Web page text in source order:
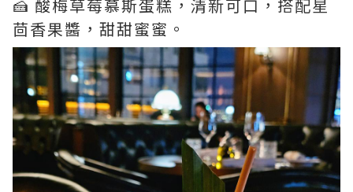
🍰 酸梅草莓慕斯蛋糕，清新可口，搭配星
茴香果醬，甜甜蜜蜜。